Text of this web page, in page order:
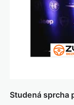
Studená sprcha